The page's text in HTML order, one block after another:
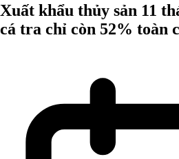
Xuất khẩu thủy sản 11
cá tra chỉ còn 52% toàn